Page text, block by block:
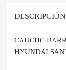
DESCRIPCIÓN
CAUCHO
HYUNDAI